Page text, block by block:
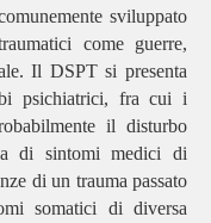
sviluppato
come guerre,
Il DSPT si presenta
psichiatrici, fra cui i
il disturbo
di sintomi medici di
di un trauma passato
somatici di diversa